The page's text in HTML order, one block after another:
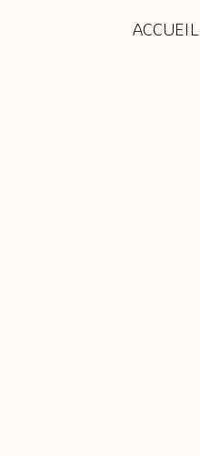
ACCUEIL